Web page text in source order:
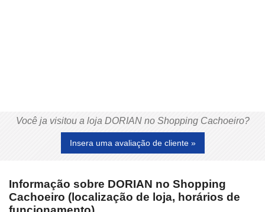
Você ja visitou a loja DORIAN no Shopping Cachoeiro?
Insera uma avaliação de cliente »
Informação sobre DORIAN no Shopping
Cachoeiro (localização de loja, horários de